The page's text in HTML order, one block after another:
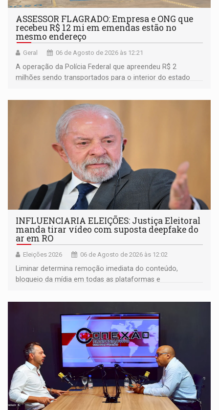
ASSESSOR FLAGRADO: Empresa e ONG que
recebeu R$ 12 mi em emendas estão no
mesmo endereço
Geral 06 de Agosto de 2026 às 12:21
A operação da Polícia Federal que apreendeu R$ 2
milhões sendo transportados para o interior do estado
ligação do suspeito com um deputado federal do União
Brasil por Rondônia
INFLUENCIARIA ELEIÇÕES: Justiça Eleitoral
manda tirar vídeo com suposta deepfake do
ar em RO
Eleições 2026 06 de Agosto de 2026 às 12:02
Liminar determina remoção imediata do conteúdo,
bloqueio da mídia em todas as plataformas e